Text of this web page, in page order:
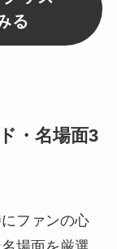
る
・名場面3
ファンの心